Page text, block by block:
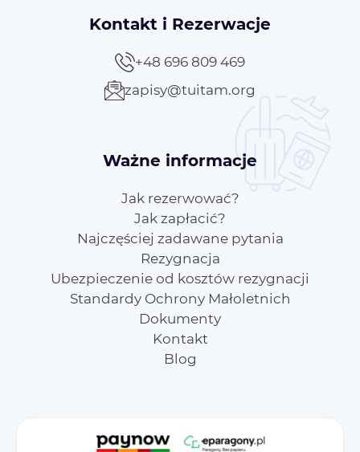
Kontakt i Rezerwacje
+48 696 809 469
zapisy@tuitam.org
Ważne informacje
Jak rezerwować?
Jak zapłacić?
Najczęściej zadawane pytania
Rezygnacja
Ubezpieczenie od kosztów rezygnacji
Standardy Ochrony Małoletnich
Dokumenty
Kontakt
Blog